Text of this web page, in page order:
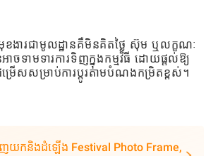
ារជាមូលដ្ឋានគឺមិនគិតថ្លៃ ស៊ុម ឬលក្ខណៈ
ទាមទារការទិញក្នុងកម្មវិធី ដោយផ្តល់ឱ្យ
ម្រើសសម្រាប់ការប្ដូរតាមបំណងកម្រិតខ្ពស់។
ាញយកនិងដំឡើង Festival Photo Frame,